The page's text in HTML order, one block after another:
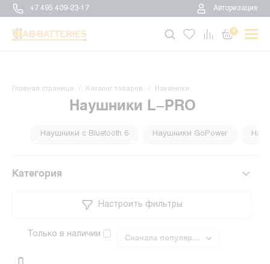
+7 495 409-23-17 Авторизация
0
Главная страница Каталог товаров Наушники
Наушники L-PRO
Наушники с Bluetooth 6 Наушники GoPower
Категория
Настроить фильтры
Только в наличии Сначала популярные